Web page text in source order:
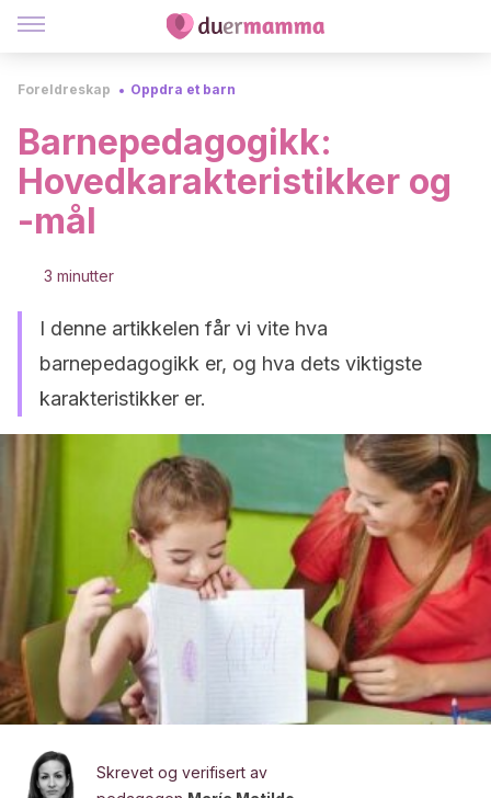
Foreldreskap Oppdra et barn
Barnepedagogikk:
Hovedkarakteristikker og
-mål
3 minutter
I denne artikkelen får vi vite hva
barnepedagogikk er, og hva dets viktigste
karakteristikker er.
Skrevet og verifisert av